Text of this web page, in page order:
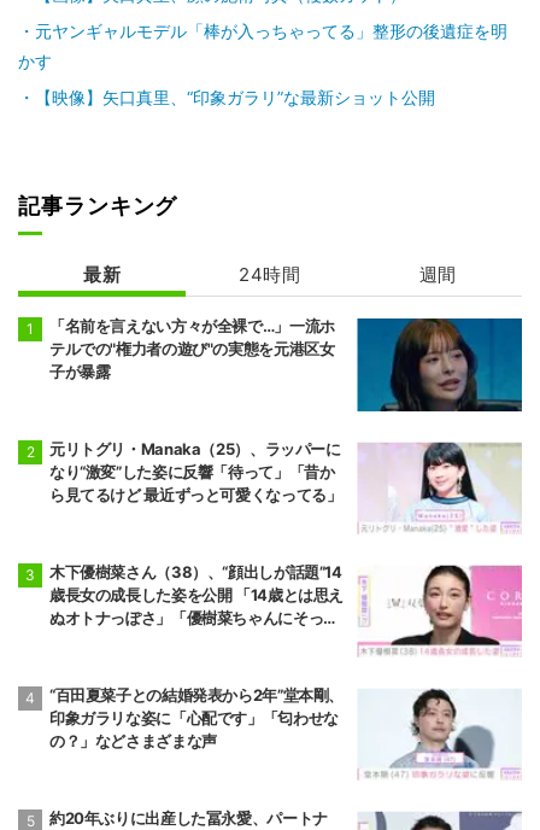
元ヤンギャルモデル「棒が入っちゃってる」整形の後遺症を明
かす
【映像】矢口真里、“印象ガラリ”な最新ショット公開
記事ランキング
最新 24時間 週間
「名前を言えない方々が全裸で…」一流ホ
テルでの"権力者の遊び"の実態を元港区女
子が暴露
元リトグリ・Manaka（25）、ラッパーに
なり“激変”した姿に反響「待って」「昔か
ら見てるけど 最近ずっと可愛くなってる」
木下優樹菜さん（38）、“顔出しが話題”14
歳長女の成長した姿を公開 「14歳とは思え
ぬオトナっぽさ」「優樹菜ちゃんにそっく
“百田夏菜子との結婚発表から2年”堂本剛、
印象ガラリな姿に「心配です」「匂わせな
の？」などさまざまな声
約20年ぶりに出産した冨永愛、パートナ